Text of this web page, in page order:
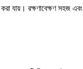
যায়। রক্ষণাবেক্ষণ সহজ এবং